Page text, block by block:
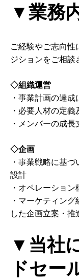
▼業務
ご経験やご志向
ジションをご相談
◇組織運営
・事業計画の達
・必要人材の定義
・メンバーの成
◇企画
・事業戦略に基
設計
・オペレーショ
・マーケティン
した企画立案・推
▼当社
ドセー